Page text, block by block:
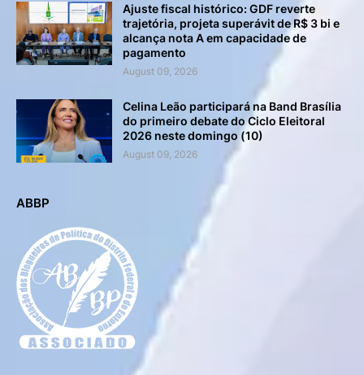
Ajuste fiscal histórico: GDF reverte
trajetória, projeta superávit de R$ 3 bi e
alcança nota A em capacidade de
pagamento
August 09, 2026
Celina Leão participará na Band Brasília
do primeiro debate do Ciclo Eleitoral
2026 neste domingo (10)
August 09, 2026
ABBP